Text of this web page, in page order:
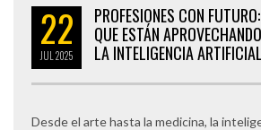
22
JUL 2025
PROFESIONES CON
QUE ESTÁN
LA INTELIGENCIA ARTIFICIAL
Desde el arte hasta la medicina, la